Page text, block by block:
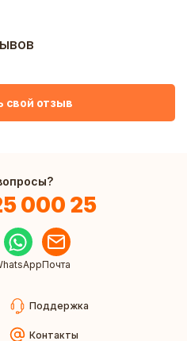
свой отзыв
000 25
Почта
Поддержка
Контакты